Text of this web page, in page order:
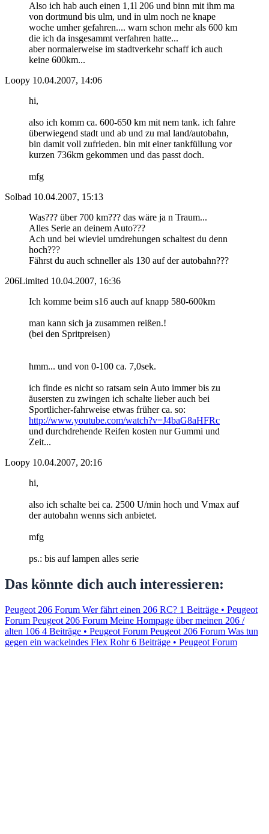
Also ich hab auch einen 1,1l 206 und binn mit ihm ma
von dortmund bis ulm, und in ulm noch ne knape
woche umher gefahren.... warn schon mehr als 600 km
die ich da insgesammt verfahren hatte...
aber normalerweise im stadtverkehr schaff ich auch
keine 600km...
Loopy 10.04.2007, 14:06
hi,
also ich komm ca. 600-650 km mit nem tank. ich fahre
überwiegend stadt und ab und zu mal land/autobahn,
bin damit voll zufrieden. bin mit einer tankfüllung vor
kurzen 736km gekommen und das passt doch.
mfg
Solbad 10.04.2007, 15:13
Was??? über 700 km??? das wäre ja n Traum...
Alles Serie an deinem Auto???
Ach und bei wieviel umdrehungen schaltest du denn
hoch???
Fährst du auch schneller als 130 auf der autobahn???
206Limited 10.04.2007, 16:36
Ich komme beim s16 auch auf knapp 580-600km
man kann sich ja zusammen reißen.!
(bei den Spritpreisen)
hmm... und von 0-100 ca. 7,0sek.
ich finde es nicht so ratsam sein Auto immer bis zu
äusersten zu zwingen ich schalte lieber auch bei
Sportlicher-fahrweise etwas früher ca. so:
http://www.youtube.com/watch?v=J4baG8aHFRc
und durchdrehende Reifen kosten nur Gummi und
Zeit...
Loopy 10.04.2007, 20:16
hi,
also ich schalte bei ca. 2500 U/min hoch und Vmax auf
der autobahn wenns sich anbietet.
mfg
ps.: bis auf lampen alles serie
Das könnte dich auch interessieren:
Peugeot 206 Forum Wer fährt einen 206 RC? 1 Beiträge • Peugeot
Forum Peugeot 206 Forum Meine Hompage über meinen 206 /
alten 106 4 Beiträge • Peugeot Forum Peugeot 206 Forum Was tun
gegen ein wackelndes Flex Rohr 6 Beiträge • Peugeot Forum